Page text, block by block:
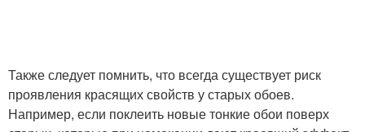
Также следует помнить, что всегда существует риск
проявления красящих свойств у старых обоев.
Например, если поклеить новые тонкие обои поверх